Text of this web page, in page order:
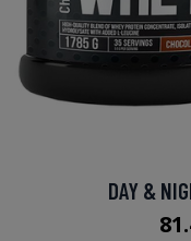
DAY &